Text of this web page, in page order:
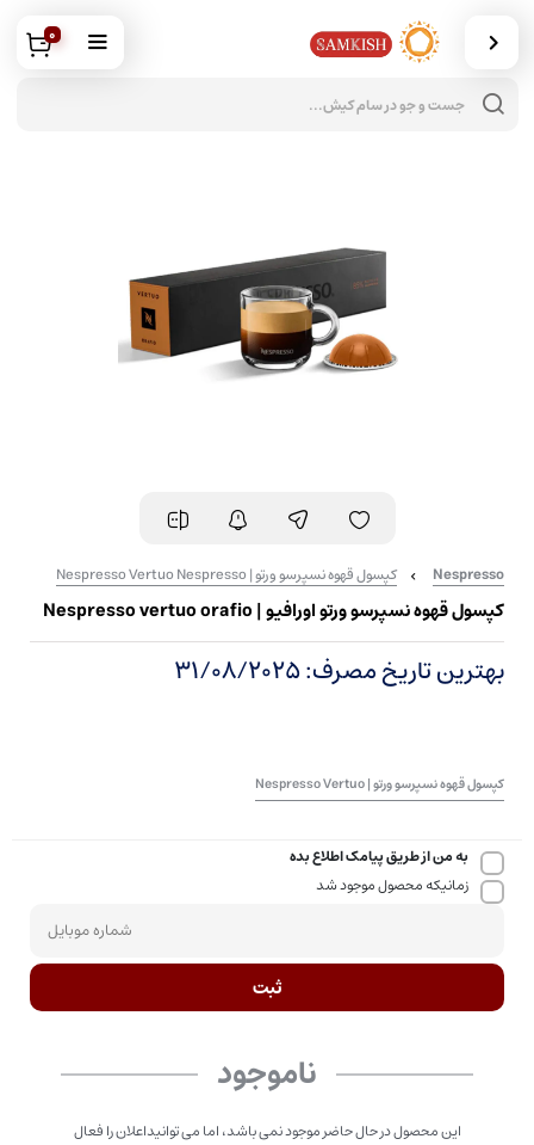
0
Nespresso کپسول قهوه نسپرسو ورتو | Nespresso Vertuo Nespresso
کپسول قهوه نسپرسو ورتو اورافیو | Nespresso vertuo orafio
بهترین تاریخ مصرف: 31/08/2025
کپسول قهوه نسپرسو ورتو | Nespresso Vertuo
به من از طریق پیامک اطلاع بده
زمانیکه محصول موجود شد
ثبت
ناموجود
این محصول در حال حاضر موجود نمی باشد، اما می توانیداعلان را فعال